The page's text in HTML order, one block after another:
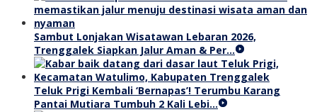
Sambut Lonjakan Wisatawan Lebaran 2026,
Trenggalek Siapkan Jalur Aman & Per…
Teluk Prigi Kembali ‘Bernapas’! Terumbu Karang
Pantai Mutiara Tumbuh 2 Kali Lebi…